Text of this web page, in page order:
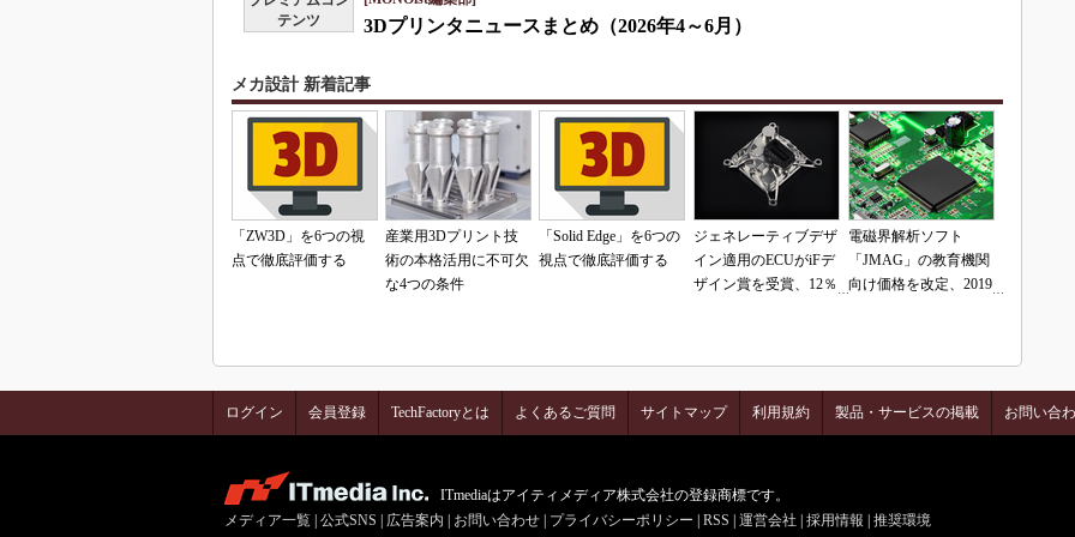
テンツ
3Dプリンタニュースまとめ（2026年4～6月）
メカ設計 新着記事
「ZW3D」を6つの視
点で徹底評価する
産業用3Dプリント技
術の本格活用に不可欠
な4つの条件
「Solid Edge」を6つの
視点で徹底評価する
ジェネレーティブデザ
イン適用のECUがiFデ
ザイン賞を受賞、12％
電磁界解析ソフト
「JMAG」の教育機関
向け価格を改定、2019
ログイン 会員登録 TechFactoryとは よくあるご質問 サイトマップ 利用規約 製品・サービスの掲載 お問い合
ITmediaはアイティメディア株式会社の登録商標です。
メディア一覧 公式SNS 広告案内 お問い合わせ プライバシーポリシー RSS 運営会社 採用情報 推奨環境